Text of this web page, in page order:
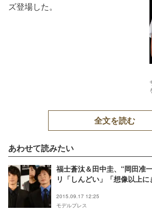
ズ登場した。
全文を読む
あわせて読みたい
福士蒼汰＆田中圭、“岡田准
リ「しんどい」「想像以上に
2015.09.17 12:25
モデルプレス